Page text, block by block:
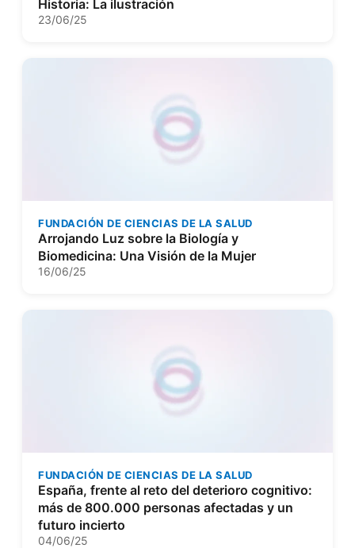
Historia: La ilustración
23/06/25
FUNDACIÓN DE CIENCIAS DE LA SALUD
Arrojando Luz sobre la Biología y
Biomedicina: Una Visión de la Mujer
16/06/25
FUNDACIÓN DE CIENCIAS DE LA SALUD
España, frente al reto del deterioro cognitivo:
más de 800.000 personas afectadas y un
futuro incierto
04/06/25